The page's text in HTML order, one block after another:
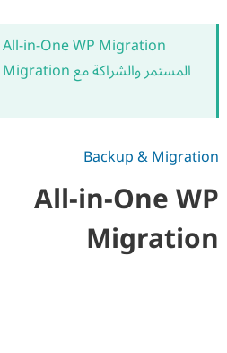
المستمر والشراكة مع WPML. All-in-One WP Migration
Backup & Migration
All-in-One WP
Migration